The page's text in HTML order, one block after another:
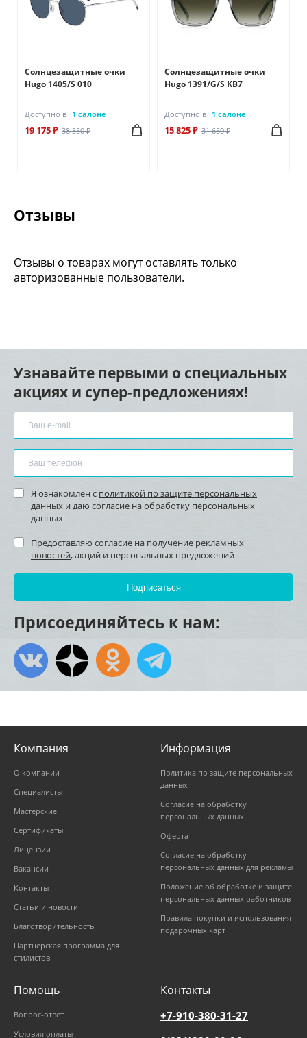
Солнцезащитные очки
Hugo 1405/S 010
Доступно в 1 салоне
19 175 ₽ 38 350 ₽
Солнцезащитные очки
Hugo 1391/G/S KB7
Доступно в 1 салоне
15 825 ₽ 31 650 ₽
Отзывы
Отзывы о товарах могут оставлять только
авторизованные пользователи.
Узнавайте первыми о специальных
акциях и супер-предложениях!
Я ознакомлен с политикой по защите персональных
данных и даю согласие на обработку персональных
данных
Предоставляю согласие на получение рекламных
новостей, акций и персональных предложений
Присоединяйтесь к нам:
Компания
О компании
Специалисты
Мастерские
Сертификаты
Лицензии
Вакансии
Контакты
Статьи и новости
Благотворительность
Партнерская программа для
стилистов
Информация
Политика по защите персональных
данных
Согласие на обработку
персональных данных
Оферта
Согласие на обработку
персональных данных для рекламы
Положение об обработке и защите
персональных данных работников
Правила покупки и использования
подарочных карт
Помощь
Вопрос-ответ
Условия оплаты
Контакты
+7-910-380-31-27